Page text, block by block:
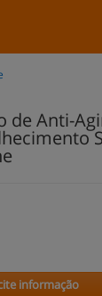
de Anti-
informação